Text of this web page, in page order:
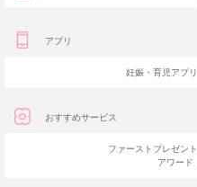
アプリ
妊娠・育児アプリ
おすすめサービス
ファーストプレゼント
アワード